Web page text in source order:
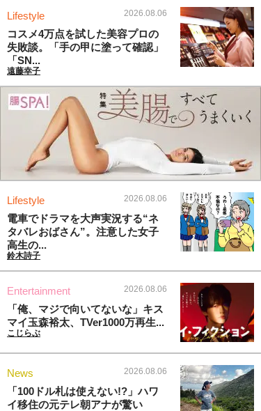
Lifestyle 2026.08.06
コスメ4万点を試した美容プロの
失敗談。「手の甲に塗って確認」
「SN...
遠藤幸子
Lifestyle 2026.08.06
電車でドラマを大声実況する“ネ
タバレおばさん”。注意した女子
高生の...
鈴木詩子
Entertainment 2026.08.06
「俺、マジで向いてないな」キス
マイ玉森裕太、TVer1000万再生...
こじらぶ
News 2026.08.06
「100ドル札は使えない!?」ハワ
イ移住の元テレ朝アナが驚い